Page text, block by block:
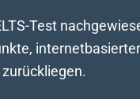
Test
internetbasierter